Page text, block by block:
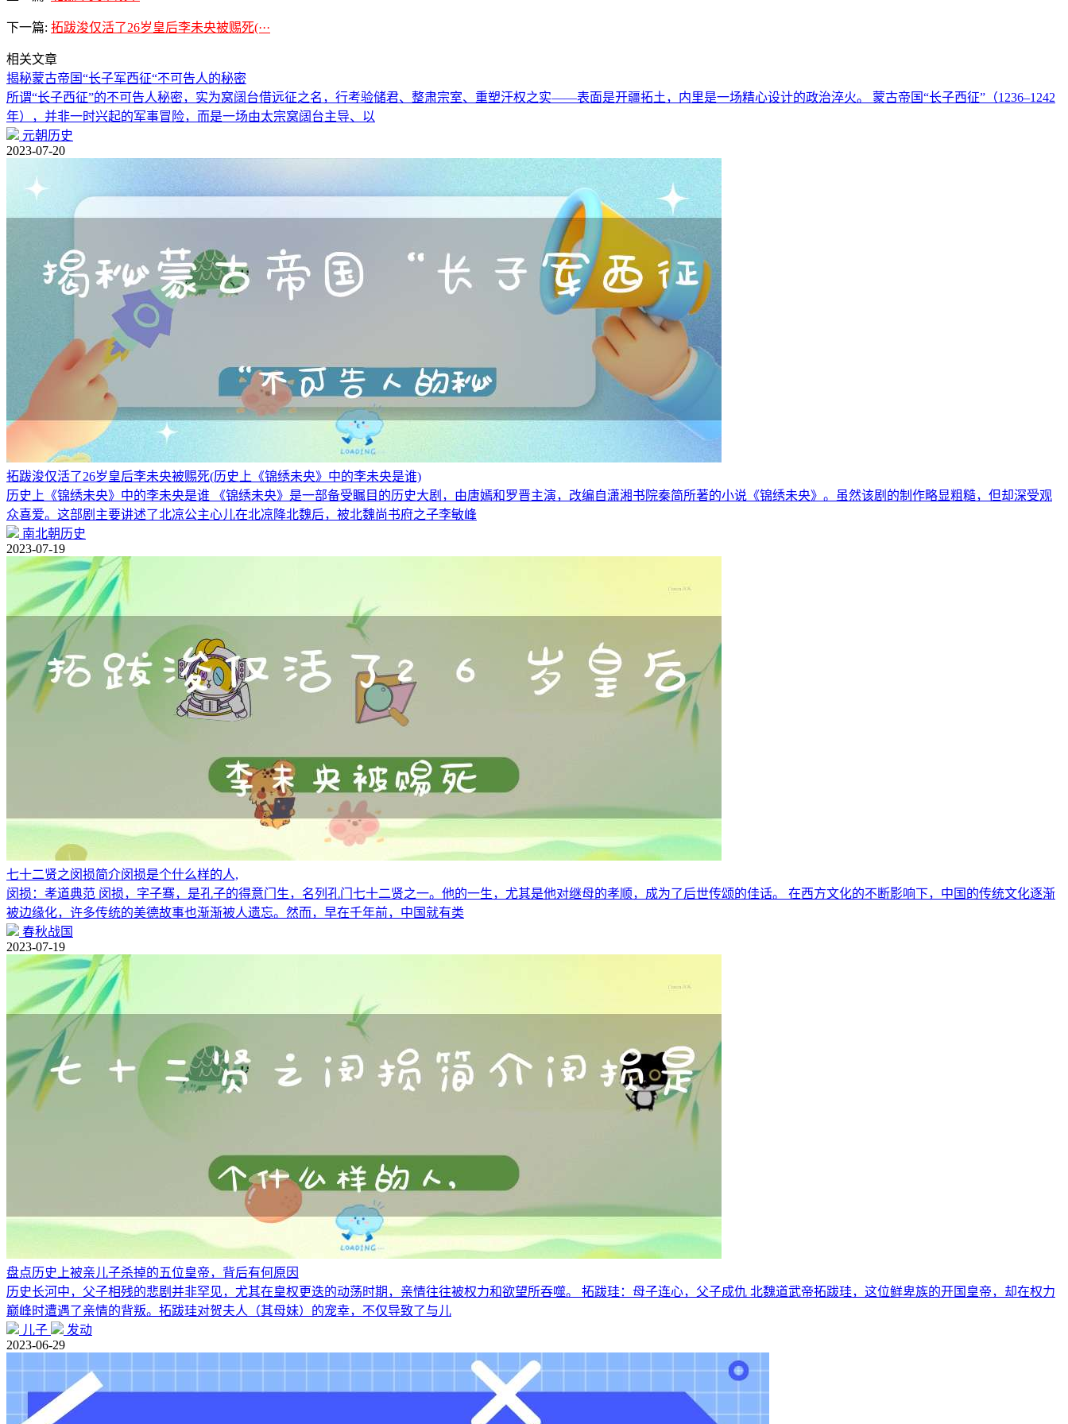
下一篇: 拓跋浚仅活了26岁皇后李未央被赐死(···
相关文章
揭秘蒙古帝国“长子军西征“不可告人的秘密
所谓“长子西征”的不可告人秘密，实为窝阔台借远征之名，行考验储君、整肃宗室、重塑汗权之实——表面是开疆拓土，内里是一场精心设计的政治淬火。 蒙古帝国“长子西征”（1236–1242
年），并非一时兴起的军事冒险，而是一场由太宗窝阔台主导、以
元朝历史
2023-07-20
拓跋浚仅活了26岁皇后李未央被赐死(历史上《锦绣未央》中的李未央是谁)
历史上《锦绣未央》中的李未央是谁 《锦绣未央》是一部备受瞩目的历史大剧，由唐嫣和罗晋主演，改编自潇湘书院秦简所著的小说《锦绣未央》。虽然该剧的制作略显粗糙，但却深受观
众喜爱。这部剧主要讲述了北凉公主心儿在北凉降北魏后，被北魏尚书府之子李敏峰
南北朝历史
2023-07-19
七十二贤之闵损简介闵损是个什么样的人,
闵损：孝道典范 闵损，字子骞，是孔子的得意门生，名列孔门七十二贤之一。他的一生，尤其是他对继母的孝顺，成为了后世传颂的佳话。 在西方文化的不断影响下，中国的传统文化逐渐
被边缘化，许多传统的美德故事也渐渐被人遗忘。然而，早在千年前，中国就有类
春秋战国
2023-07-19
盘点历史上被亲儿子杀掉的五位皇帝，背后有何原因
历史长河中，父子相残的悲剧并非罕见，尤其在皇权更迭的动荡时期，亲情往往被权力和欲望所吞噬。 拓跋珪：母子连心，父子成仇 北魏道武帝拓跋珪，这位鲜卑族的开国皇帝，却在权力
巅峰时遭遇了亲情的背叛。拓跋珪对贺夫人（其母妹）的宠幸，不仅导致了与儿
儿子
发动
2023-06-29